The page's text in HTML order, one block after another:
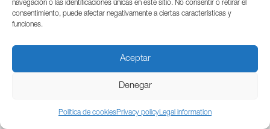
navegación o las identificaciones únicas en este sitio. No consentir o retirar el
consentimiento, puede afectar negativamente a ciertas características y
funciones.
Aceptar
Denegar
Política de cookiesPrivacy policyLegal information